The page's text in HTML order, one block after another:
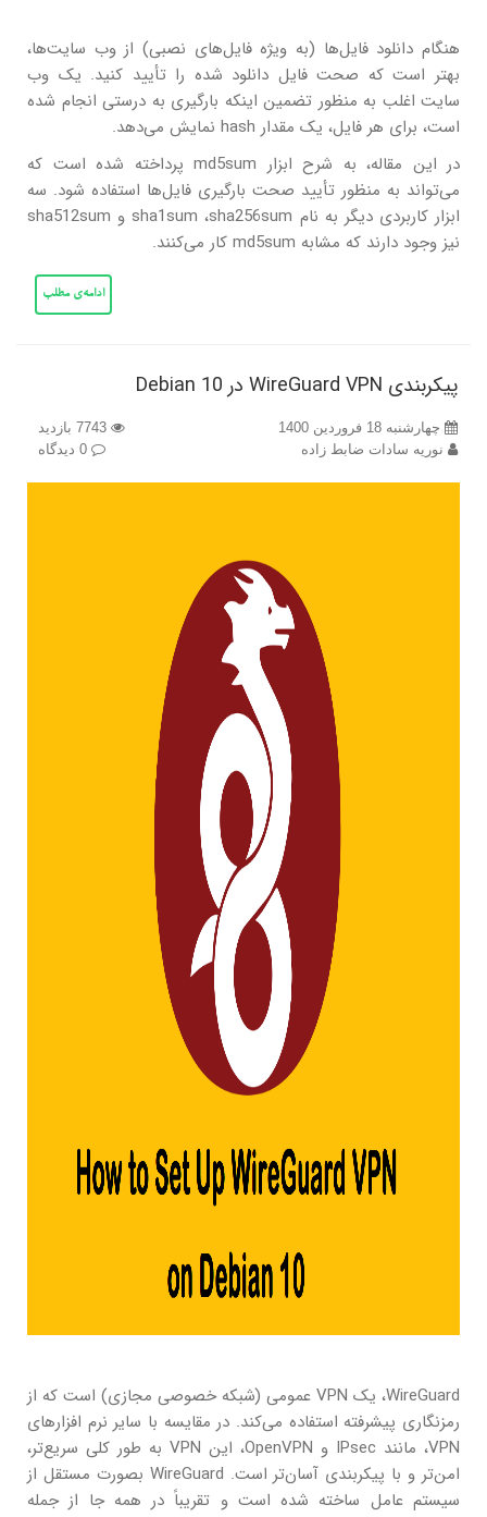
هنگام دانلود فایل‌ها (به ویژه فایل‌های نصبی) از وب سایت‌ها،
بهتر است که صحت فایل دانلود شده را تأیید کنید. یک وب
سایت اغلب به منظور تضمین اینکه بارگیری به درستی انجام شده
است، برای هر فایل، یک مقدار hash نمایش می‌دهد.
در این مقاله، به شرح ابزار md5sum پرداخته شده است که
می‌تواند به منظور تأیید صحت بارگیری فایل‌ها استفاده شود. سه
ابزار کاربردی دیگر به نام sha1sum ،sha256sum و sha512sum
نیز وجود دارند که مشابه md5sum کار می‌کنند.
ادامه‌ی مطلب
پیکربندی WireGuard VPN در Debian 10
چهارشنبه 18 فروردین 1400
نوریه سادات ضابط زاده
WireGuard، یک VPN عمومی (شبکه خصوصی مجازی) است که از
رمزنگاری پیشرفته استفاده می‌کند. در مقایسه با سایر نرم افزارهای
VPN، مانند IPsec و OpenVPN، این VPN به طور کلی سریع‌تر،
امن‌تر و با پیکربندی آسان‌تر است. WireGuard بصورت مستقل از
سیستم عامل ساخته شده است و تقریباً در همه جا از جمله